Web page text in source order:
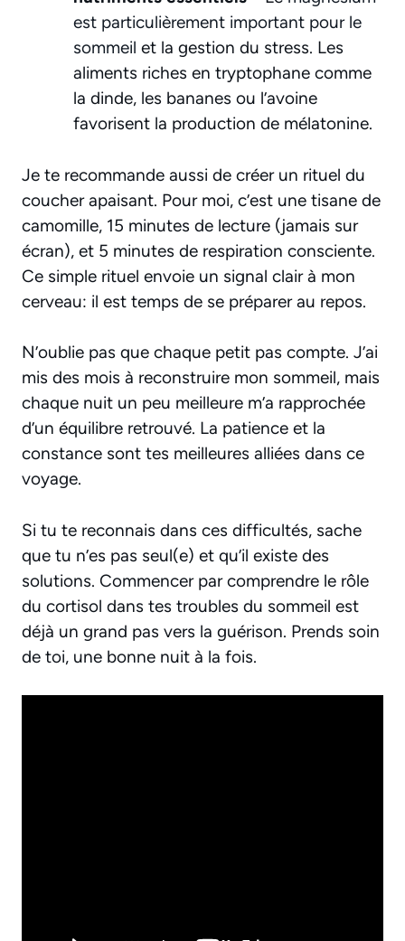
est particulièrement important pour le
sommeil et la gestion du stress. Les
aliments riches en tryptophane comme
la dinde, les bananes ou l’avoine
favorisent la production de mélatonine.
Je te recommande aussi de créer un rituel du
coucher apaisant. Pour moi, c’est une tisane de
camomille, 15 minutes de lecture (jamais sur
écran), et 5 minutes de respiration consciente.
Ce simple rituel envoie un signal clair à mon
cerveau: il est temps de se préparer au repos.
N’oublie pas que chaque petit pas compte. J’ai
mis des mois à reconstruire mon sommeil, mais
chaque nuit un peu meilleure m’a rapprochée
d’un équilibre retrouvé. La patience et la
constance sont tes meilleures alliées dans ce
voyage.
Si tu te reconnais dans ces difficultés, sache
que tu n’es pas seul(e) et qu’il existe des
solutions. Commencer par comprendre le rôle
du cortisol dans tes troubles du sommeil est
déjà un grand pas vers la guérison. Prends soin
de toi, une bonne nuit à la fois.